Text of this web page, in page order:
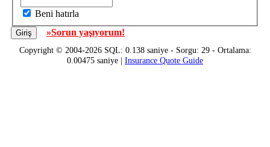
Beni hatırla
»Sorun yaşıyorum!
Copyright © 2004-2026 SQL: 0.138 saniye - Sorgu: 29 - Ortalama:
0.00475 saniye | Insurance Quote Guide